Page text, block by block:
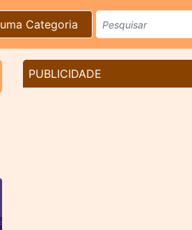
Categoria
PUBLICIDADE